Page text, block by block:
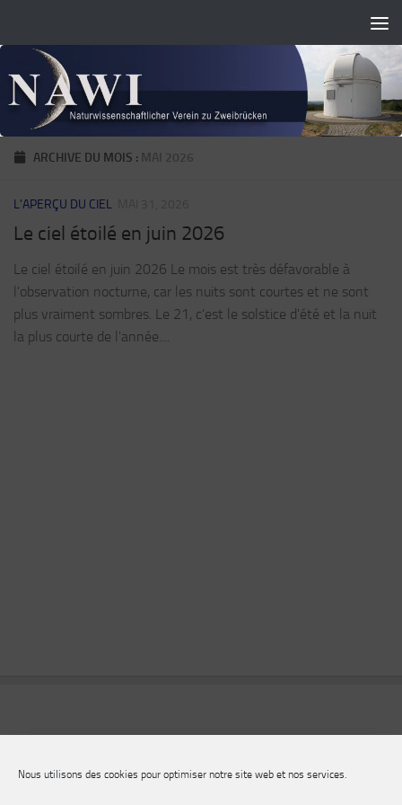
Nous utilisons des cookies pour optimiser notre site web et nos services.
ARCHIVE DU MOIS : MAI 2026
L'APERÇU DU CIEL
Le ciel étoilé en juin 2026
Le ciel étoilé en juin 2026 Le mois est très défavorable à
l'observation nocturne, car les nuits sont courtes et ne sont
plus vraiment sombres. Le 21, c'est le solstice d'été et la nuit
la plus courte de l'année....